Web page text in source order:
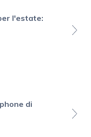
l'estate:
di